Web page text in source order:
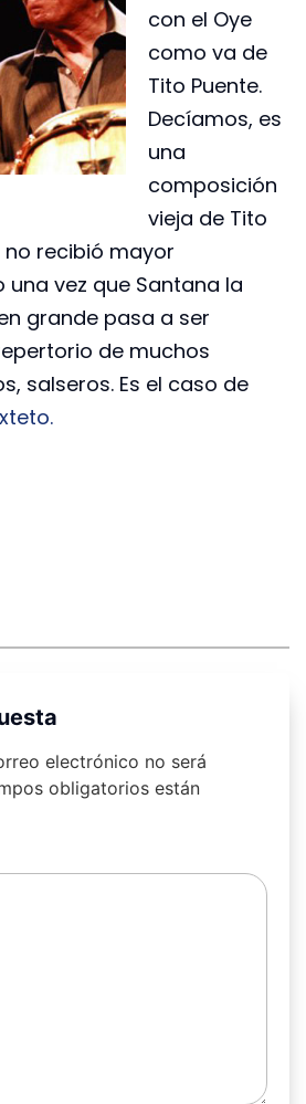
con el Oye
como va de
Tito Puente.
Decíamos, es
una
composición
vieja de Tito
recibió mayor
vez que Santana la
grande pasa a ser
de muchos
salseros. Es el caso de
electrónico no será
obligatorios están